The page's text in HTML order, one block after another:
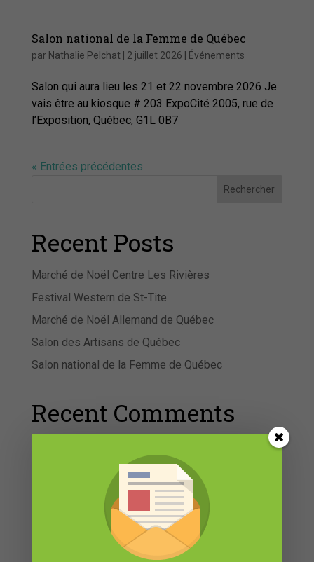
Salon national de la Femme de Québec
par Nathalie Pelchat| 2 juillet 2026 Événements
Salon qui aura lieu les 21 et 22 novembre 2026 Je
vais être au kiosque # 203 ExpoCité 2005, rue de
l’Exposition, Québec, G1L 0B7
« Entrées précédentes
Rechercher
Recent Posts
Marché de Noël Centre Les Rivières
Festival Western de St-Tite
Marché de Noël Allemand de Québec
Salon des Artisans de Québec
Salon national de la Femme de Québec
Recent Comments
DEMANDE D’INFORMATION